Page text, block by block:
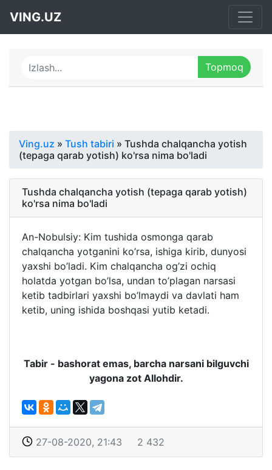
VING.UZ
Ving.uz » Tush tabiri » Tushda chalqancha yotish
(tepaga qarab yotish) ko'rsa nima bo'ladi
Tushda chalqancha yotish (tepaga qarab yotish)
ko'rsa nima bo'ladi
An-Nobulsiy: Kim tushida osmonga qarab
chalqancha yotganini ko’rsa, ishiga kirib, dunyosi
yaxshi bo’ladi. Kim chalqancha og’zi ochiq
holatda yotgan bo’lsa, undan to’plagan narsasi
ketib tadbirlari yaxshi bo’lmaydi va davlati ham
ketib, uning ishida boshqasi yutib ketadi.
Tabir - bashorat emas, barcha narsani bilguvchi
yagona zot Allohdir.
27-08-2020, 21:43 2 432